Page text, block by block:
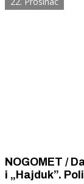
NOGOMET /
i „Hajduk”.